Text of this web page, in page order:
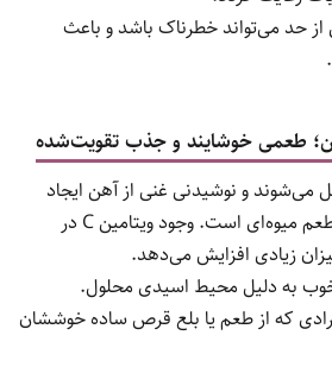
شود.
مشکلات گوارشی در برخی افراد شود
دارد.
حمایت از رشد و تکامل مغزی
در سال‌های اولیه زندگی ضروری
و اثرات منفی آن بر رشد جلوگیری شود.
اضافه می‌شود تا پذیرش کودک بیشتر
بین وعده‌های غذایی داده شود.